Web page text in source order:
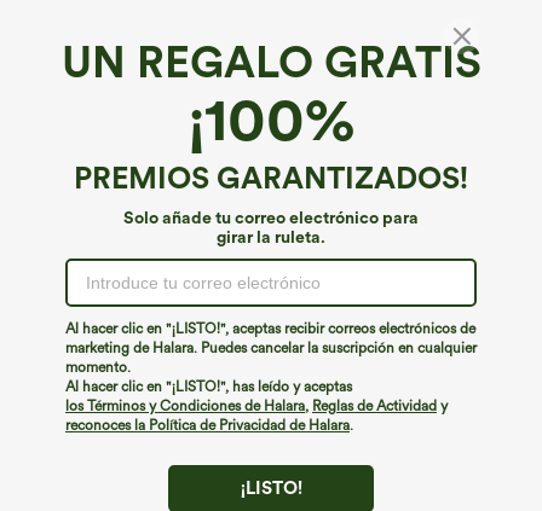
UN REGALO GRATIS
¡100%
PREMIOS GARANTIZADOS!
Solo añade tu correo electrónico para
girar la ruleta.
Al hacer clic en "¡LISTO!", aceptas recibir correos electrónicos de
marketing de Halara. Puedes cancelar la suscripción en cualquier
momento.
Al hacer clic en "¡LISTO!", has leído y aceptas
los Términos y Condiciones de Halara, Reglas de Actividad y
reconoces la Política de Privacidad de Halara.
¡LISTO!
€35,95 EUR
Compra 2 y llévate 1 gratis
High Waisted Side Pocket Straight Leg
Work Pants
+23
€31,95 EUR
Compra 2 y llévate 1 gratis
Pantalones Halara Flex™ de oficina de
tiro alto ligeramente acampanados con
bolsillos